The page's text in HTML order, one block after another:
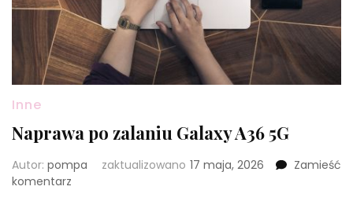
Inne
Naprawa po zalaniu Galaxy A36 5G
Autor: pompa zaktualizowano 17 maja, 2026
Zamieść
komentarz